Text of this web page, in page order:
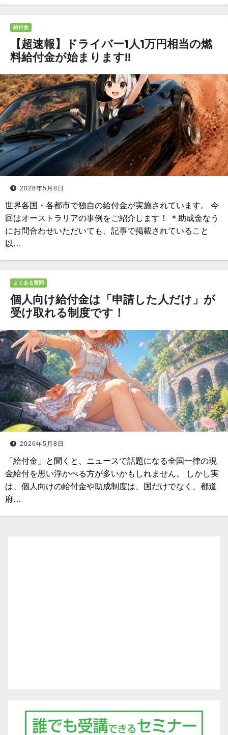
給付金
【超速報】ドライバー1人1万円相当の燃
料給付金が始まります!!
2026年5月8日
世界各国・各都市で独自の給付金が実施されています。 今
回はオーストラリアの事例をご紹介します！ ＊助成金なう
にお問合わせいただいても、記事で掲載されていること
以…
よくある質問
個人向け給付金は「申請した人だけ」が
受け取れる制度です！
2026年5月8日
「給付金」と聞くと、ニュースで話題になる全国一律の現
金給付を思い浮かべる方が多いかもしれません。 しかし実
は、個人向けの給付金や助成制度は、国だけでなく、都道
府…